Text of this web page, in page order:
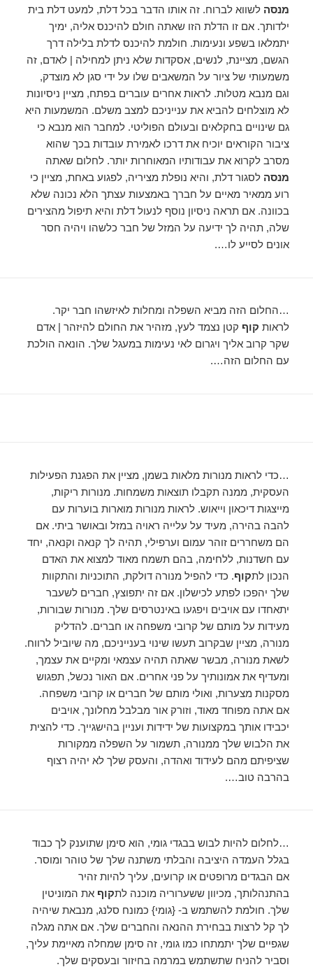
מנסה לשווא לברוח. זה אותו הדבר בכל דלת, למעט דלת בית
ילדותך. אם זו הדלת הזו שאתה חולם להיכנס אליה, ימיך
יתמלאו בשפע ונעימות. חולמת להיכנס לדלת בלילה דרך
הגשם, מציינת, לנשים, אסקדות שלא ניתן למחילה | לאדם, זה
משמעותי של ציור על המשאבים שלו על ידי סגן לא מוצדק,
וגם מנבא מטלות. לראות אחרים עוברים בפתח, מציין ניסיונות
לא מוצלחים להביא את ענייניכם למצב משלם. המשמעות היא
גם שינויים בחקלאים ובעולם הפוליטי. למחבר הוא מנבא כי
ציבור הקוראים יוכיח את דרכו לאמירת עובדות בכך שהוא
מסרב לקרוא את עבודותיו המאוחרות יותר. לחלום שאתה
מנסה לסגור דלת, והיא נופלת מציריה, לפגוע באחת, מציין כי
רוע ממאיר מאיים על חברך באמצעות עצתך הלא נכונה שלא
בכוונה. אם תראה ניסיון נוסף לנעול דלת והיא תיפול מהצירים
שלה, תהיה לך ידיעה על המזל של חבר כלשהו ויהיה חסר
אונים לסייע לו….
…החלום הזה מביא השפלה ומחלות לאיזשהו חבר יקר.
לראות קוף קטן נצמד לעץ, מזהיר את החולם להיזהר | אדם
שקר קרוב אליך ויגרום לאי נעימות במעגל שלך. הונאה הולכת
עם החלום הזה….
…כדי לראות מנורות מלאות בשמן, מציין את הפגנת הפעילות
העסקית, ממנה תקבלו תוצאות משמחות. מנורות ריקות,
מייצגות דיכאון וייאוש. לראות מנורות מוארות בוערות עם
להבה בהירה, מעיד על עלייה ראויה במזל ובאושר ביתי. אם
הם משחררים זוהר עמום וערפילי, תהיה לך קנאה וקנאה, יחד
עם חשדנות, ללחימה, בהם תשמח מאוד למצוא את האדם
הנכון לתקוף. כדי להפיל מנורה דולקת, התוכניות והתקוות
שלך יהפכו לפתע לכישלון. אם זה יתפוצץ, חברים לשעבר
יתאחדו עם אויבים ויפגעו באינטרסים שלך. מנורות שבורות,
מעידות על מותם של קרובי משפחה או חברים. להדליק
מנורה, מציין שבקרוב תעשו שינוי בענייניכם, מה שיוביל לרווח.
לשאת מנורה, מבשר שאתה תהיה עצמאי ומקיים את עצמך,
ומעדיף את אמונותיך על פני אחרים. אם האור נכשל, תפגוש
מסקנות מצערות, ואולי מותם של חברים או קרובי משפחה.
אם אתה מפוחד מאוד, וזורק אור מבלבל מחלונך, אויבים
יכבידו אותך במקצועות של ידידות ועניין בהישגייך. כדי להצית
את הלבוש שלך ממנורה, תשמור על השפלה ממקורות
שציפיתם מהם לעידוד ואהדה, והעסק שלך לא יהיה רצוף
בהרבה טוב….
…לחלום להיות לבוש בבגדי גומי, הוא סימן שתוענק לך כבוד
בגלל העמדה היציבה והבלתי משתנה שלך של טוהר ומוסר.
אם הבגדים מרופטים או קרועים, עליך להיות זהיר
בהתנהלותך, מכיוון ששערוריה מוכנה לתקוף את המוניטין
שלך. חולמת להשתמש ב- {גומי} כמונח סלנג, מנבאת שיהיה
לך קל לרצות בבחירת ההנאה והחברים שלך. אם אתה מגלה
שגפיים שלך יתמתחו כמו גומי, זה סימן שמחלה מאיימת עליך,
וסביר להניח שתשתמש במרמה בחיזור ובעסקים שלך.